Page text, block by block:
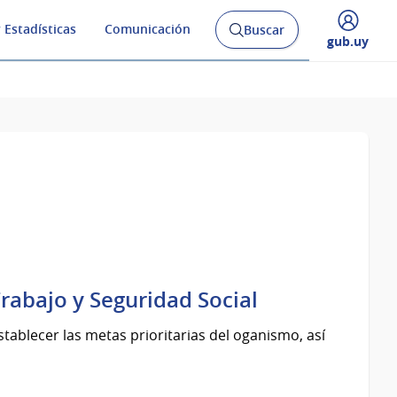
Estadísticas Comunicación
Abrir
buscador
Buscar
Desplegar
gub.uy
y Seguridad Social
las metas prioritarias del oganismo, así